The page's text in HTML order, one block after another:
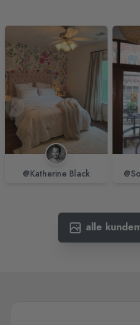
@Katherine Black
alle